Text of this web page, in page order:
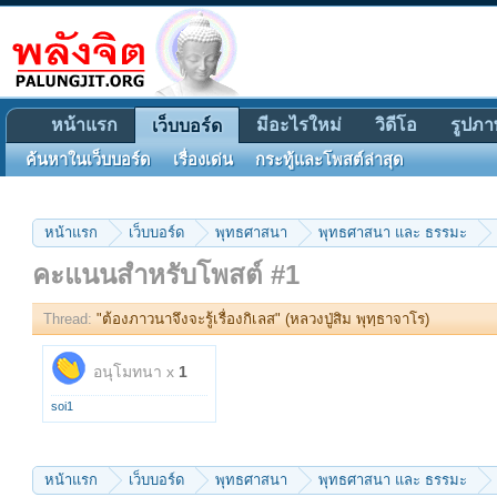
หน้าแรก เว็บบอร์ด พุทธศาสนา พุทธศาสนา และ ธรรมะ
คะแนนสำหรับโพสต์ #1
Thread: "ต้องภาวนาจึงจะรู้เรื่องกิเลส" (หลวงปู่สิม พุทฺธาจาโร)
อนุโมทนา x 1
soi1
หน้าแรก เว็บบอร์ด พุทธศาสนา พุทธศาสนา และ ธรรมะ
หน้าแรก เว็บบอร์ด
ค้นหาในเว็บบอร์ด เรื่องเด่น กระทู้และโพสต์ล่าสุด
มีอะไรใหม่ วิดีโอ รูปภ